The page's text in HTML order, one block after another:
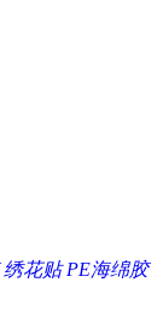
绣花贴 PE海绵胶